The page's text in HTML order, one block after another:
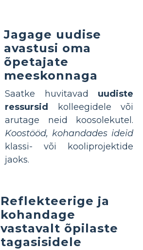
Jagage uudise
avastusi oma
õpetajate
meeskonnaga
Saatke huvitavad uudiste
ressursid
kolleegidele või
arutage neid koosolekutel.
Koostööd, kohandades ideid
klassi- või kooliprojektide
jaoks.
Reflekteerige ja
kohandage
vastavalt õpilaste
tagasisidele